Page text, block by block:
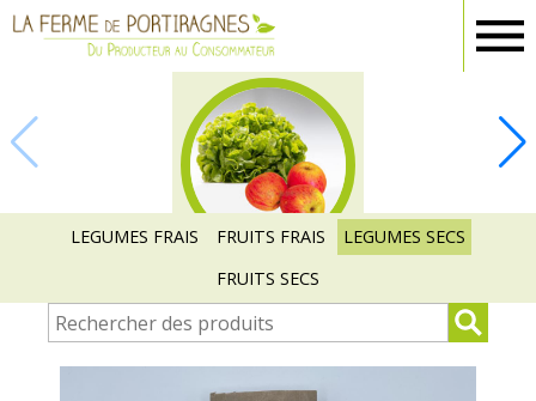
Portiragnes
FRUITS ET
LEGUMES
LEGUMES FRAIS FRUITS FRAIS
LEGUMES SECS
FRUITS SECS